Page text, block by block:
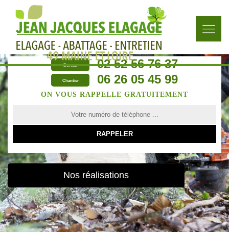
Bureau 02 52 56 76 37
Chantier 06 26 05 45 99
ON VOUS RAPPELLE GRATUITEMENT
Nos réalisations